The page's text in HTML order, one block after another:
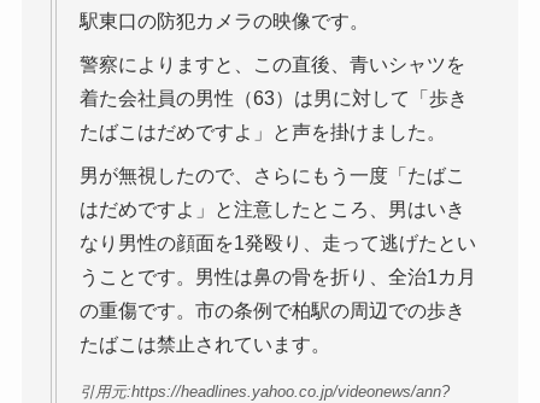
駅東口の防犯カメラの映像です。
警察によりますと、この直後、青いシャツを
着た会社員の男性（63）は男に対して「歩き
たばこはだめですよ」と声を掛けました。
男が無視したので、さらにもう一度「たばこ
はだめですよ」と注意したところ、男はいき
なり男性の顔面を1発殴り、走って逃げたとい
うことです。男性は鼻の骨を折り、全治1カ月
の重傷です。市の条例で柏駅の周辺での歩き
たばこは禁止されています。
引用元:https://headlines.yahoo.co.jp/videonews/ann?